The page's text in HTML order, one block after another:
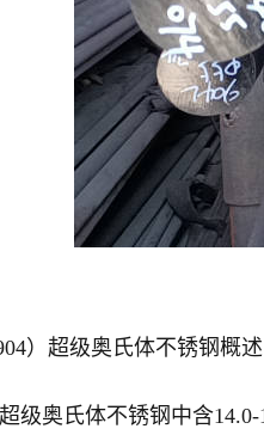
）超级奥氏体不锈钢概述
级奥氏体不锈钢中含